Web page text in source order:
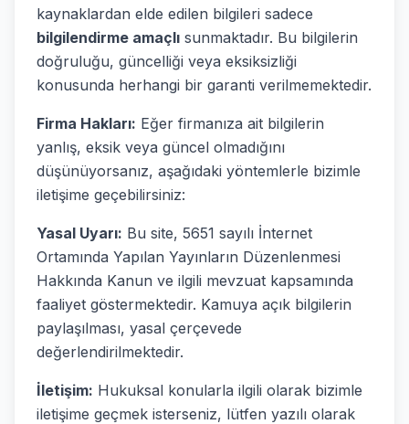
kaynaklardan elde edilen bilgileri sadece
bilgilendirme amaçlı sunmaktadır. Bu bilgilerin
doğruluğu, güncelliği veya eksiksizliği
konusunda herhangi bir garanti verilmemektedir.
Firma Hakları: Eğer firmanıza ait bilgilerin
yanlış, eksik veya güncel olmadığını
düşünüyorsanız, aşağıdaki yöntemlerle bizimle
iletişime geçebilirsiniz:
Yasal Uyarı: Bu site, 5651 sayılı İnternet
Ortamında Yapılan Yayınların Düzenlenmesi
Hakkında Kanun ve ilgili mevzuat kapsamında
faaliyet göstermektedir. Kamuya açık bilgilerin
paylaşılması, yasal çerçevede
değerlendirilmektedir.
İletişim: Hukuksal konularla ilgili olarak bizimle
iletişime geçmek isterseniz, lütfen yazılı olarak